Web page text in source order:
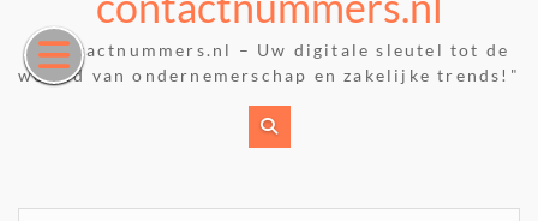
content
"Contactnummers.nl – Uw digitale sleutel tot de
wereld van ondernemerschap en zakelijke trends!"